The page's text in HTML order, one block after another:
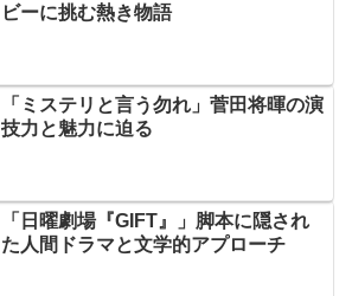
ビーに挑む熱き物語
「ミステリと言う勿れ」菅田将暉の演
技力と魅力に迫る
「日曜劇場『GIFT』」脚本に隠され
た人間ドラマと文学的アプローチ